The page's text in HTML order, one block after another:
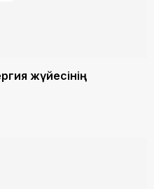
жүйесінің